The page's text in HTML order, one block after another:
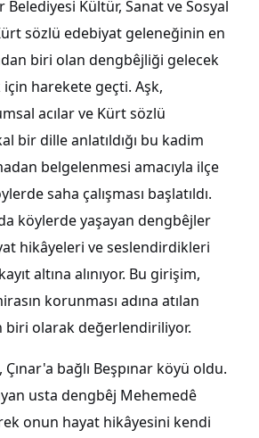
Belediyesi Kültür, Sanat ve Sosyal
sözlü edebiyat geleneğinin en
biri olan dengbêjliği gelecek
harekete geçti. Aşk,
acılar ve Kürt sözlü
bir dille anlatıldığı bu kadim
belgelenmesi amacıyla ilçe
saha çalışması başlatıldı.
köylerde yaşayan dengbêjler
hikâyeleri ve seslendirdikleri
altına alınıyor. Bu girişim,
korunması adına atılan
biri olarak değerlendiriliyor.
bağlı Beşpınar köyü oldu.
usta dengbêj Mehemedê
onun hayat hikâyesini kendi